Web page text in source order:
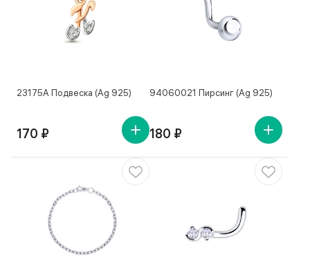
23175А Подвеска (Ag 925)
170 ₽
94060021 Пирсинг (Ag 925)
180 ₽